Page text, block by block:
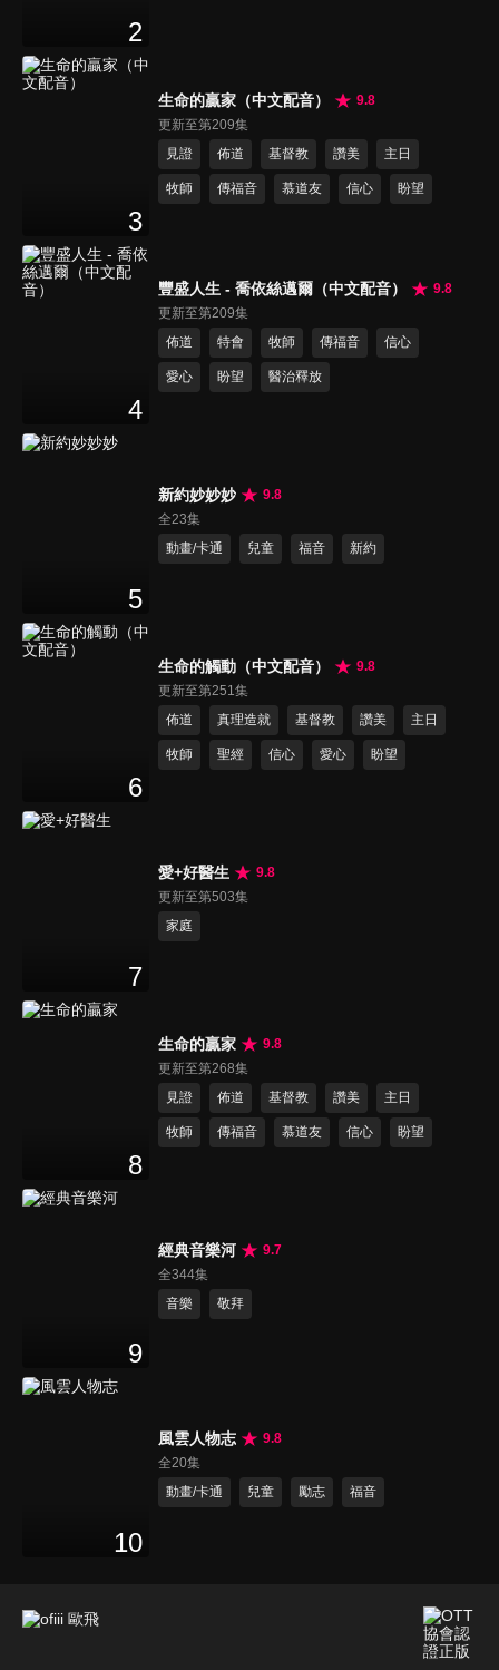
2
3
生命的贏家（中文配音）
9.8
更新至第209集
見證
佈道 基督教 讚美 主日
牧師 傳福音 慕道友 信心 盼望
4
豐盛人生 - 喬依絲邁爾（中文配音）
9.8
更新至第209集
佈道
特會 牧師 傳福音 信心
愛心 盼望 醫治釋放
5
新約妙妙妙
9.8
全23集
動畫/卡通
兒童 福音 新約
6
生命的觸動（中文配音）
9.8
更新至第251集
佈道
真理造就 基督教 讚美 主日
牧師 聖經 信心 愛心 盼望
7
愛+好醫生
9.8
更新至第503集
家庭
8
生命的贏家
9.8
更新至第268集
見證
佈道 基督教 讚美 主日
牧師 傳福音 慕道友 信心 盼望
9
經典音樂河
9.7
全344集
音樂
敬拜
10
風雲人物志
9.8
全20集
動畫/卡通
兒童 勵志 福音